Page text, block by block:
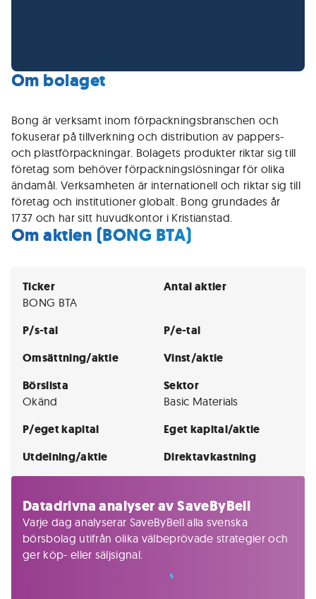
Om bolaget
Bong är verksamt inom förpackningsbranschen och
fokuserar på tillverkning och distribution av pappers-
och plastförpackningar. Bolagets produkter riktar sig till
företag som behöver förpackningslösningar för olika
ändamål. Verksamheten är internationell och riktar sig till
företag och institutioner globalt. Bong grundades år
1737 och har sitt huvudkontor i Kristianstad.
Om aktien (BONG BTA)
Ticker
BONG BTA
Antal aktier
P/s-tal
P/e-tal
Omsättning/aktie
Vinst/aktie
Börslista
Okänd
Sektor
Basic Materials
P/eget kapital
Eget kapital/aktie
Utdelning/aktie
Direktavkastning
Datadrivna analyser av SaveByBell
Varje dag analyserar SaveByBell alla svenska
börsbolag utifrån olika välbeprövade strategier och
ger köp- eller säljsignal.